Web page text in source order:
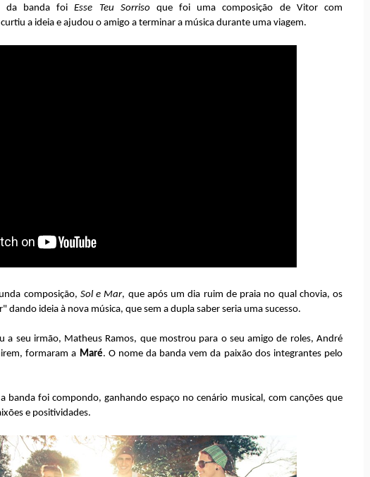
da banda foiEsse Teu Sorriso que foi uma composição de Vitor com
a ideia e ajudou o amigo a terminar a música durante uma viagem.
composição, Sol e Mar, que após um dia ruim de praia no qual chovia, os
dando ideia à nova música, que sem a dupla saber seria uma sucesso.
a seu irmão, Matheus Ramos, que mostrou para o seu amigo de roles, André
formaram a Maré. O nome da banda vem da paixão dos integrantes pelo
banda foi compondo, ganhando espaço no cenário musical, com canções que
e positividades.